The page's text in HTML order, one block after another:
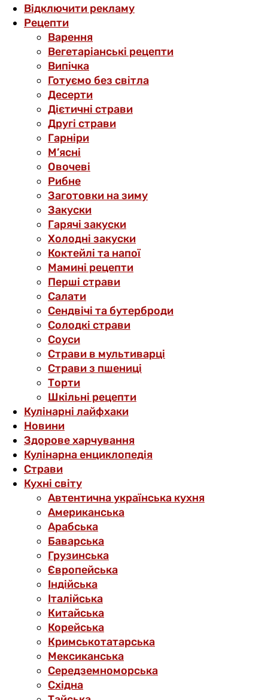
Відключити рекламу
Рецепти
Варення
Вегетаріанські рецепти
Випічка
Готуємо без світла
Десерти
Дієтичні страви
Другі страви
Гарніри
М’ясні
Овочеві
Рибне
Заготовки на зиму
Закуски
Гарячі закуски
Холодні закуски
Коктейлі та напої
Мамині рецепти
Перші страви
Салати
Сендвічі та бутерброди
Солодкі страви
Соуси
Страви в мультиварці
Страви з пшениці
Торти
Шкільні рецепти
Кулінарні лайфхаки
Новини
Здорове харчування
Кулінарна енциклопедія
Страви
Кухні світу
Автентична українська кухня
Американська
Арабська
Баварська
Грузинська
Європейська
Індійська
Італійська
Китайська
Корейська
Кримськотатарська
Мексиканська
Середземноморська
Східна